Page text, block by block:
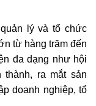
lý và tổ chức
từ hàng trăm đến
đa dạng như hội
ra mắt sản
doanh nghiệp, tổ